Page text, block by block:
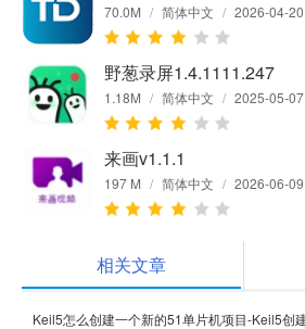
70.0M / 简体中文 / 2026-04-20
野葱录屏1.4.1111.247
1.18M / 简体中文 / 2025-05-07
来画v1.1.1
197 M / 简体中文 / 2026-06-09
相关文章